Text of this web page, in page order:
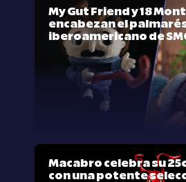
My Gut Friend y 18
encabezan el
iberoamericano de
Macabro celebra su
con una potente